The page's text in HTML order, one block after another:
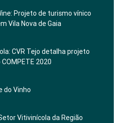
Projeto de turismo vínico
Vila Nova de Gaia
CVR Tejo detalha projeto
2020
do Vinho
Vitivinícola da Região